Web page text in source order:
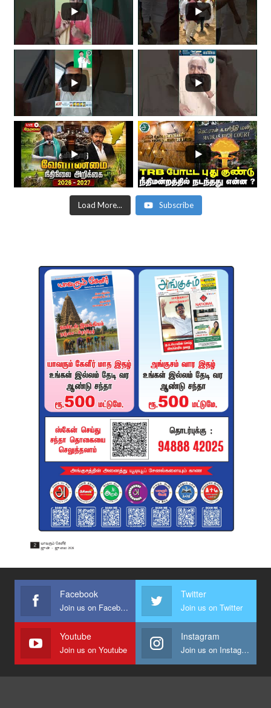
Load More... Subscribe
Facebook
Join us on Facebook
Twitter
Join us on Twitter
Youtube
Join us on Youtube
Instagram
Join us on Instagram